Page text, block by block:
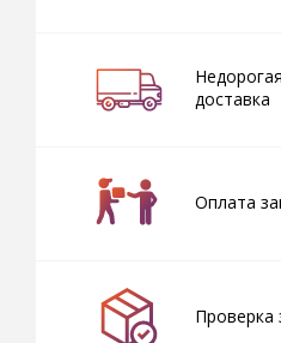
доставка
Оплата
Проверка